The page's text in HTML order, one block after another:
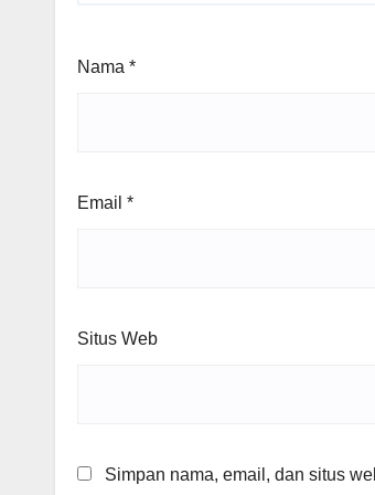
Nama *
Email *
Situs Web
Simpan nama, email, dan situs